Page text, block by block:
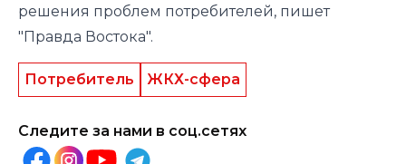
решения проблем потребителей, пишет
"Правда Востока".
Потребитель ЖКХ-сфера
Следите за нами в соц.сетях